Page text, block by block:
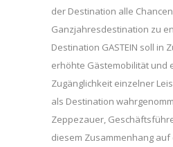
der Destination alle
Ganzjahresdestination zu
Destination GASTEIN soll in
erhöhte Gästemobilität und
Zugänglichkeit einzelner
als Destination
Zeppezauer,
diesem Zusammenhang auf